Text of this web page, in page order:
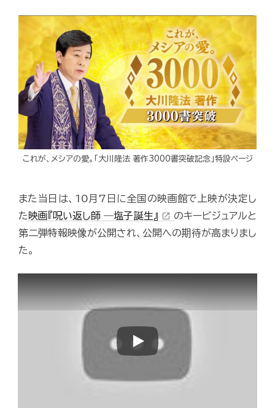
これが、メシアの愛。「大川隆法 著作3000書突破記念」特設ページ
また当日は、10月7日に全国の映画館で上映が決定し
た 映画『呪い返し師 ―塩子誕生』 open_in_new のキービジュアルと
第二弾特報映像が公開され、公開への期待が高まりまし
た。
Play